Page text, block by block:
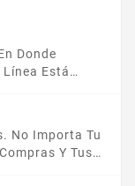
Donde
Está
No Importa Tu
Y Tus